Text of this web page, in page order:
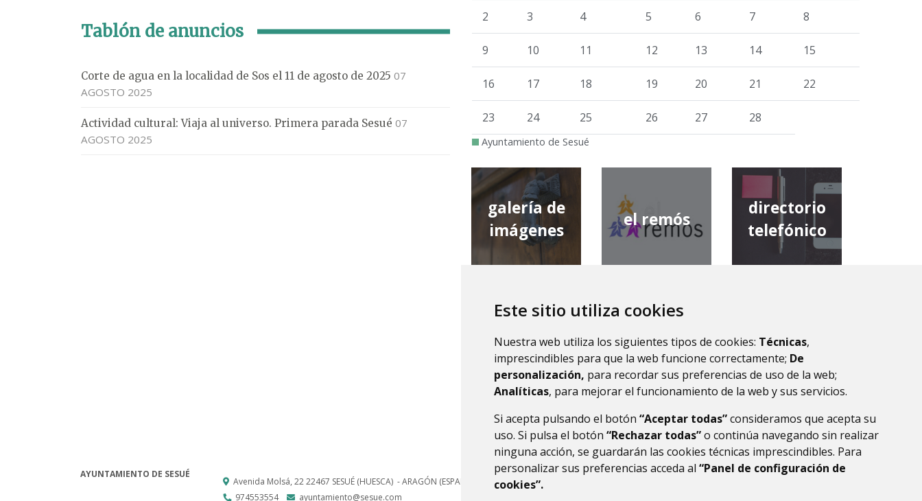
Este sitio utiliza cookies
Nuestra web utiliza los siguientes tipos de cookies: Técnicas,
imprescindibles para que la web funcione correctamente; De
personalización, para recordar sus preferencias de uso de la web;
Analíticas, para mejorar el funcionamiento de la web y sus servicios.
Si acepta pulsando el botón “Aceptar todas”consideramos que acepta su
uso. Si pulsa el botón “Rechazar todas”o continúa navegando sin realizar
ninguna acción, se guardarán las cookies técnicas imprescindibles. Para
personalizar sus preferencias acceda al “Panel de configuración de
cookies”.
Tablón de anuncios
Corte de agua en la localidad de Sos el 11 de agosto de 2025 07
AGOSTO 2025
Actividad cultural: Viaja al universo. Primera parada Sesué 07
AGOSTO 2025
2 3 4 5 6 7 8
9 10 11 12 13 14 15
16 17 18 19 20 21 22
23 24 25 26 27 28
Ayuntamiento de Sesué
galería de
imágenes
el remós
directorio
telefónico
hace
la ribagorza
provincial de
huesca
AYUNTAMIENTO DE SESUÉ
Avenida Molsá, 2222467 SESUÉ (HUESCA) - ARAGÓN (ESPAÑA)
974553554
ayuntamiento@sesue.com